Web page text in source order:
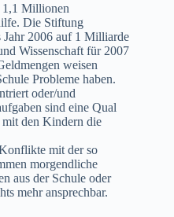
1,1 Millionen
Die Stiftung
Jahr 2006 auf 1 Milliarde
Wissenschaft für 2007
weisen
Probleme haben.
oder/und
sind eine Qual
den Kindern die
mit der so
morgendliche
aus der Schule oder
mehr ansprechbar.